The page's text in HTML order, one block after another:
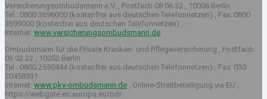
Versicherungsombudsmann e.V. , Postfach 08 06 32 , 10006 Berlin
Tel.: 0800 3696000 (kostenfrei aus deutschen Telefonnetzen) , Fax: 0800
3699000 (kostenfrei aus deutschen Telefonnetzen) ,
Internet: www.versicherungsombudsmann.de
Ombudsmann für die Private Kranken- und Pflegeversicherung , Postfach
06 02 22 , 10052 Berlin
Tel.: 0800 2550444 (kostenfrei aus deutschen Telefonnetzen) , Fax: 030
20458931
Internet: www.pkv-ombudsmann.de , Online-Streitbeteiligung via EU ,
https://webgate.ec.europa.eu/odr